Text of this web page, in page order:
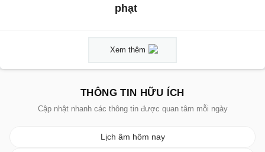
phạt
Xem thêm
THÔNG TIN HỮU ÍCH
Cập nhật nhanh các thông tin được quan tâm mỗi ngày
Lịch âm hôm nay